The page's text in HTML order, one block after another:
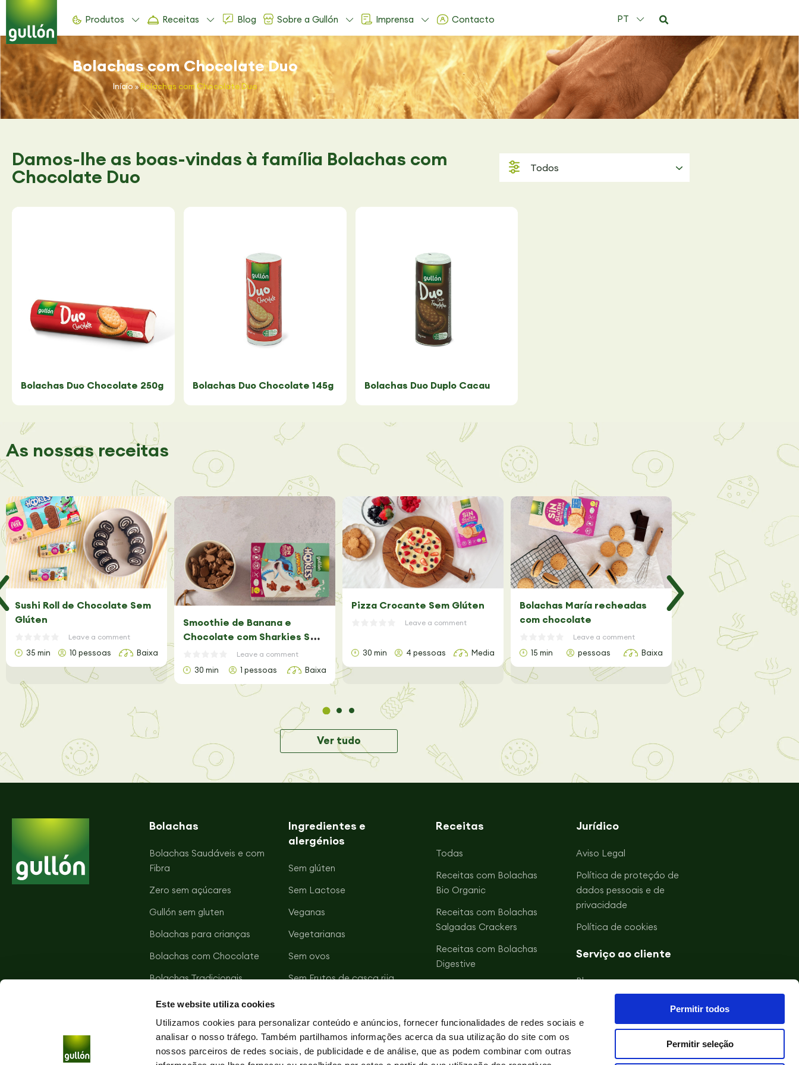
Este website utiliza cookies
Utilizamos cookies para personalizar conteúdo e anúncios, fornecer funcionalidades de redes sociais e
analisar o nosso tráfego. Também partilhamos informações acerca da sua utilização do site com os
nossos parceiros de redes sociais, de publicidade e de análise, que as podem combinar com outras
Permitir todos
Permitir seleção
Produtos Receitas Blog Sobre a Gullón Imprensa Contacto PT
Bolachas com Chocolate Duo
Início»Bolachas com Chocolate Duo
Damos-lhe as boas-vindas à família Bolachas com
Chocolate Duo Todos
Bolachas Duo Chocolate 250g Bolachas Duo Chocolate 145g Bolachas Duo Duplo Cacau
As nossas receitas
Sushi Roll de Chocolate Sem
Glúten
Leave a comment
35 min 10 pessoas Baixa
Smoothie de Banana e
Chocolate com Sharkies Sem
Leave a comment
30 min 1 pessoas Baixa
Pizza Crocante Sem Glúten
Leave a comment
30 min 4 pessoas Media
Bolachas María recheadas
com chocolate
Leave a comment
15 min pessoas Baixa
Trufas de Lima Sem
Leave a
Ver tudo
Bolachas
Bolachas Saudáveis e com
Fibra
Zero sem açúcares
Gullón sem gluten
Bolachas para crianças
Bolachas com Chocolate
Bolachas Tradicionais
Bolachas Salgadas
Tortitas Vitalday
Ingredientes e
alergénios
Sem glúten
Sem Lactose
Veganas
Vegetarianas
Sem ovos
Sem Frutos de casca rija
Sem sal
Óleo de girassol AO*
Receitas
Todas
Receitas com Bolachas
Bio Organic
Receitas com Bolachas
Salgadas Crackers
Receitas com Bolachas
Digestive
Receitas com Bolachas
Zero Açúcares
Jurídico
Aviso Legal
Política de proteçáo de
dados pessoais e de
privacidade
Política de cookies
Serviço ao cliente
Blogue
Contacto